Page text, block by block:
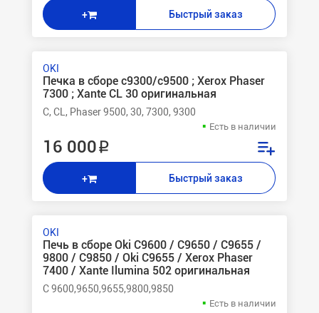
+ Быстрый заказ
OKI
Печка в сборе c9300/c9500 ; Xerox Phaser
7300 ; Xante CL 30 оригинальная
C, CL, Phaser 9500, 30, 7300, 9300
Есть в наличии
16 000 ₽
+ Быстрый заказ
OKI
Печь в сборе Oki C9600 / C9650 / C9655 /
9800 / C9850 / Oki C9655 / Xerox Phaser
7400 / Xante Ilumina 502 оригинальная
C 9600,9650,9655,9800,9850
Есть в наличии